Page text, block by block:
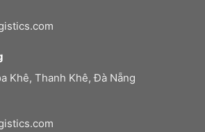
Khê, Thanh Khê, Đà Nẵng